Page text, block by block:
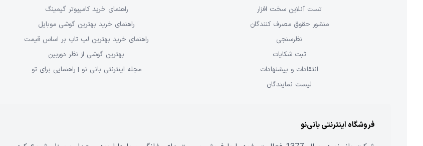
تست آنلاین سخت افزار
منشور حقوق مصرف کنندگان
نظرسنجی
ثبت شکایات
انتقادات و پیشنهادات
لیست نمایندگان
راهنمای خرید کامپیوتر گیمینگ
راهنمای خرید بهترین گوشی موبایل
راهنمای خرید بهترین لپ تاپ بر اساس قیمت
بهترین گوشی از نظر دوربین
مجله اینترنتی بانی نو | راهنمایی برای تو
فروشگاه اینترنتی بانی‌نو